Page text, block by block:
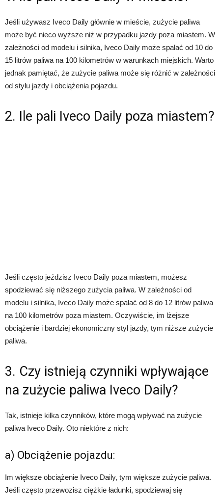
Jeśli używasz Iveco Daily głównie w mieście, zużycie paliwa
może być nieco wyższe niż w przypadku jazdy poza miastem. W
zależności od modelu i silnika, Iveco Daily może spalać od 10 do
15 litrów paliwa na 100 kilometrów w warunkach miejskich. Warto
jednak pamiętać, że zużycie paliwa może się różnić w zależności
od stylu jazdy i obciążenia pojazdu.
2. Ile pali Iveco Daily poza miastem?
Jeśli często jeździsz Iveco Daily poza miastem, możesz
spodziewać się niższego zużycia paliwa. W zależności od
modelu i silnika, Iveco Daily może spalać od 8 do 12 litrów paliwa
na 100 kilometrów poza miastem. Oczywiście, im lżejsze
obciążenie i bardziej ekonomiczny styl jazdy, tym niższe zużycie
paliwa.
3. Czy istnieją czynniki wpływające
na zużycie paliwa Iveco Daily?
Tak, istnieje kilka czynników, które mogą wpływać na zużycie
paliwa Iveco Daily. Oto niektóre z nich:
a) Obciążenie pojazdu:
Im większe obciążenie Iveco Daily, tym większe zużycie paliwa.
Jeśli często przewozisz ciężkie ładunki, spodziewaj się